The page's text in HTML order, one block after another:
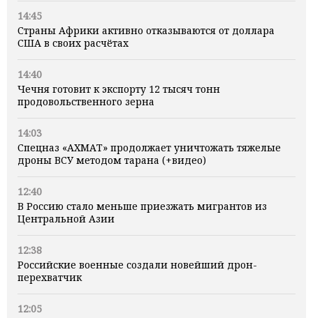
14:45
Страны Африки активно отказываются от доллара
США в своих расчётах
14:40
Чечня готовит к экспорту 12 тысяч тонн
продовольственного зерна
14:03
Спецназ «АХМАТ» продолжает уничтожать тяжелые
дроны ВСУ методом тарана (+видео)
12:40
В Россию стало меньше приезжать мигрантов из
Центральной Азии
12:38
Российские военные создали новейший дрон-
перехватчик
12:05